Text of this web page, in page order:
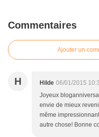
Commentaires
Ajouter un
H Hilde 06/01/2015
Joyeux
envie de mieux
même
autre chose! Bonne